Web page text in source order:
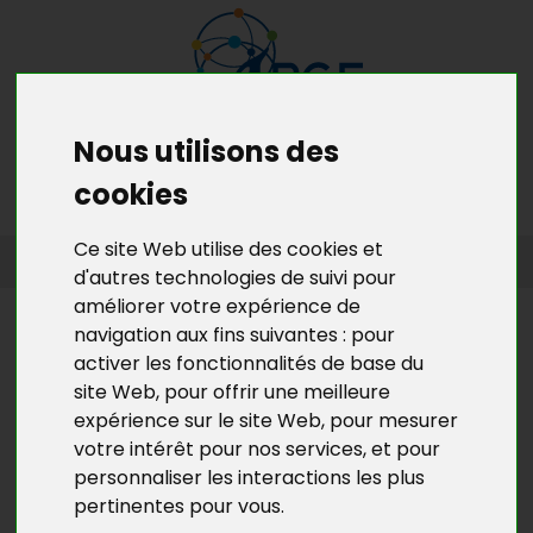
Nous utilisons des
cookies
Ce site Web utilise des cookies et
d'autres technologies de suivi pour
améliorer votre expérience de
navigation aux fins suivantes : pour
activer les fonctionnalités de base du
site Web, pour offrir une meilleure
expérience sur le site Web, pour mesurer
votre intérêt pour nos services,et pour
personnaliser les interactions les plus
pertinentes pour vous.
ACCUEIL> L’ACTU DE BGE YVELINES>L'ACTU DE LA CRÉATION
D’ENTREPRISES EN YVELINES
L’ACTU DE BGE YVELINES
7ÈME SOIRÉE EMPLOI
ENTREPRISES A HOUILLES
jeudi 05 novembre 2015, a lieu la"7ème soirée
Emploi Entreprises" à Houilles.